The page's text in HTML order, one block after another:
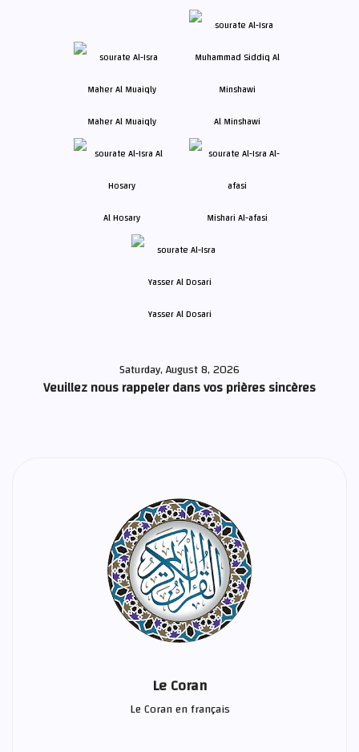
Maher Al Muaiqly Al Minshawi
Al Hosary Mishari Al-afasi
Yasser Al Dosari
Saturday, August 8, 2026
Veuillez nous rappeler dans vos prières sincères
Le Coran
Le Coran en français